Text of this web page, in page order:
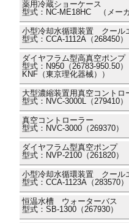
薬用冷蔵ショーケース
型式：NC-ME18HC （メー
小型冷却水循環装置 クール
型式：CCA-1112A（268450
ダイヤフラム型高真空ポンプ
型式：N950（26783-950.50
KNF（東京理化器械））
大型濃縮装置用真空コントロ
型式：NVC-3000L（279410
真空コントローラー
型式：NVC-3000（269370）
ダイヤフラム型真空ポンプ
型式：NVP-2100（261820）
小型冷却水循環装置 クール
型式：CCA-1123A（283570
恒温水槽 ウォーターバス
型式：SB-1300（267930）